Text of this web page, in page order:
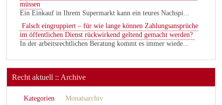
müssen
Ein Einkauf in Ihrem Supermarkt kann ein teures Nachspi...
Falsch eingruppiert – für wie lange können Zahlungsansprüche
im öffentlichen Dienst rückwirkend geltend gemacht werden?
In der arbeitsrechtlichen Beratung kommt es immer wiede...
Recht aktuell :: Archive
Kategorien Monatsarchiv